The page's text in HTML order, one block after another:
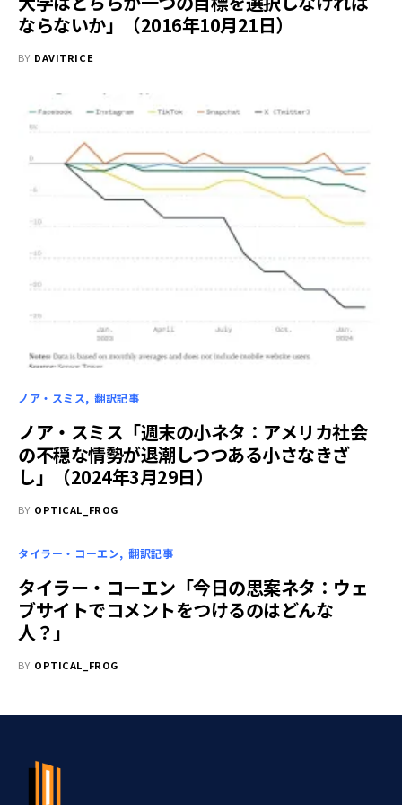
ならないか」（2016年10月21日）
BY DAVITRICE
ノア・スミス 翻訳記事
ノア・スミス「週末の小ネタ：アメリカ社会
の不穏な情勢が退潮しつつある小さなきざ
し」（2024年3月29日）
BY OPTICAL_FROG
タイラー・コーエン 翻訳記事
タイラー・コーエン「今日の思案ネタ：ウェ
ブサイトでコメントをつけるのはどんな
人？」
BY OPTICAL_FROG